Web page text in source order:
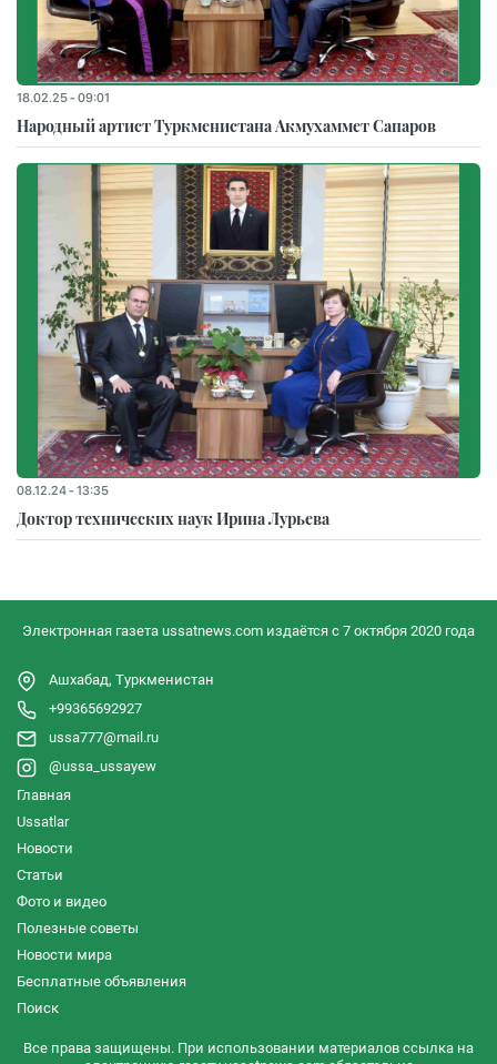
18.02.25 - 09:01
Народный артист Туркменистана Акмухаммет Сапаров
08.12.24 - 13:35
Доктор технических наук Ирина Лурьева
Электронная газета ussatnews.com издаётся с 7 октября 2020 года
Ашхабад, Туркменистан
+99365692927
ussa777@mail.ru
@ussa_ussayew
Главная
Ussatlar
Новости
Статьи
Фото и видео
Полезные советы
Новости мира
Бесплатные объявления
Поиск
Все права защищены. При использовании материалов ссылка на